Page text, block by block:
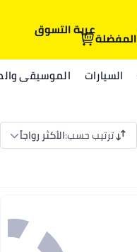
المفضلةعربة التسوق
السيارات الموسيقى
ترتيب حسب:الأكثر رواجاً